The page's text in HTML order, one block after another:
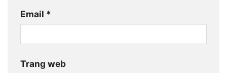
Email *
Trang web